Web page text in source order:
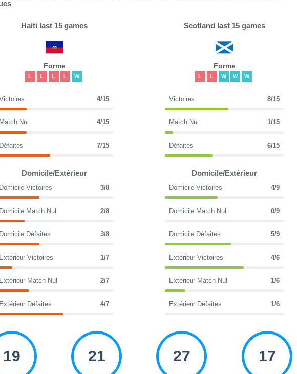
Haiti last 15 games
Forme
L L L L W
4/15
Match Nul 4/15
Défaites 7/15
Domicile/Extérieur
Domicile Victoires 3/8
Domicile Match Nul 2/8
Domicile Défaites 3/8
Extérieur Victoires 1/7
Extérieur Match Nul 2/7
Extérieur Défaites 4/7
19 21
Scotland last 15 games
Forme
L L W W W
Victoires 8/15
Match Nul 1/15
Défaites 6/15
Domicile/Extérieur
Domicile Victoires 4/9
Domicile Match Nul 0/9
Domicile Défaites 5/9
Extérieur Victoires 4/6
Extérieur Match Nul 1/6
Extérieur Défaites 1/6
27 17